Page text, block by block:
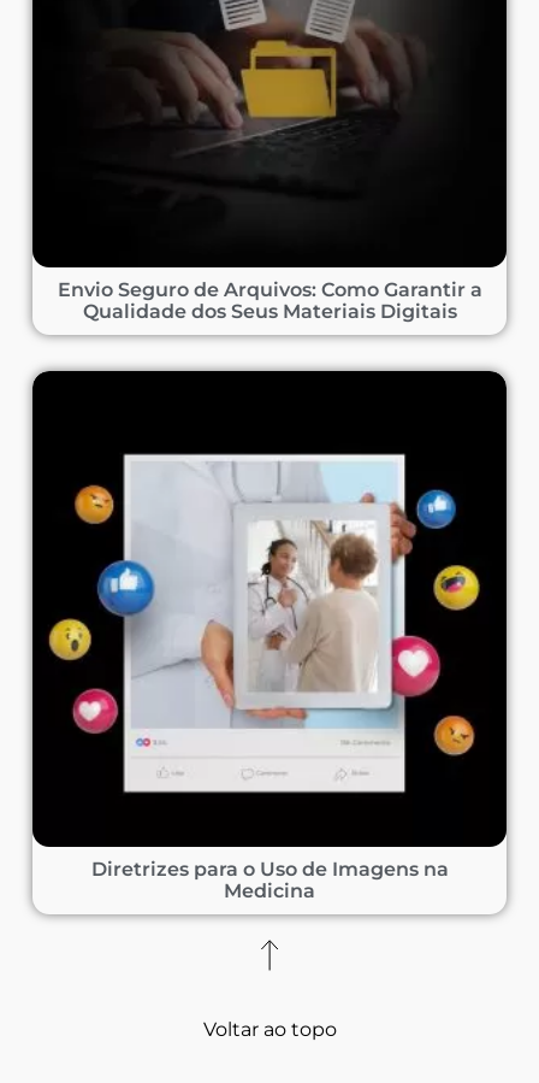
Envio Seguro de Arquivos: Como Garantir a
Qualidade dos Seus Materiais Digitais
Diretrizes para o Uso de Imagens na
Medicina
Voltar ao topo